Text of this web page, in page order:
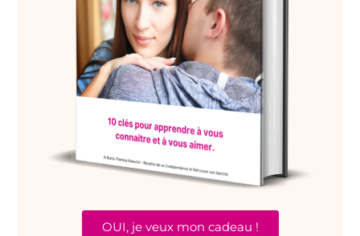
OUI, je veux mon cadeau !